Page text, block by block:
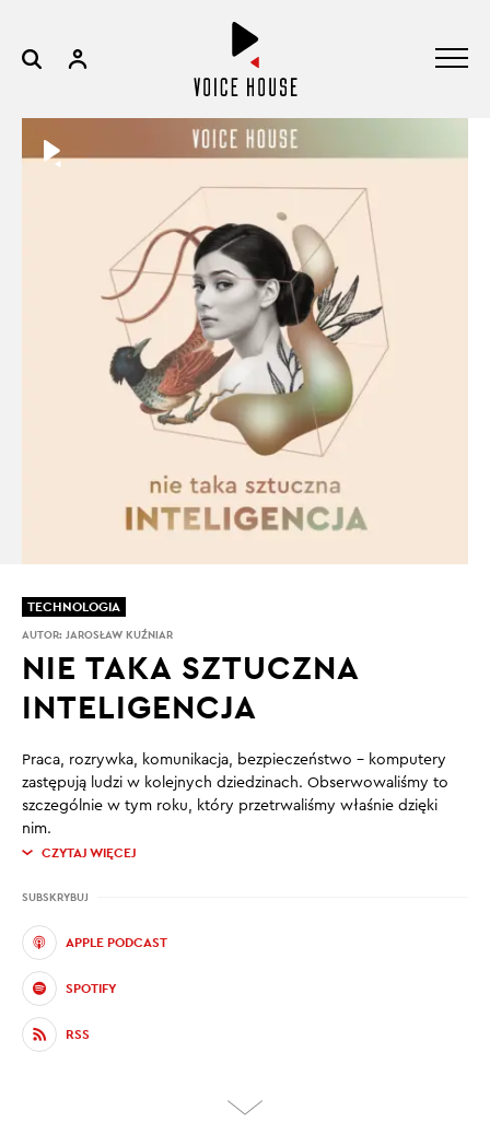
TECHNOLOGIA
AUTOR: JAROSŁAW KUŹNIAR
NIE TAKA SZTUCZNA
INTELIGENCJA
Praca, rozrywka, komunikacja, bezpieczeństwo – komputery
zastępują ludzi w kolejnych dziedzinach. Obserwowaliśmy to
szczególnie w tym roku, który przetrwaliśmy właśnie dzięki
nim.
CZYTAJ WIĘCEJ
SUBSKRYBUJ
APPLE PODCAST
SPOTIFY
RSS